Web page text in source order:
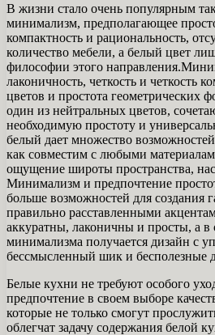
В жизни стало очень популярным
минимализм, предполагающее
компактность и рациональность,
количество мебели, а белый цвет
философии этого
лаконичность, четкость и четкость
цветов и простота геометрических
один из нейтральных цветов,
необходимую простоту и
белый дает множество
как совместим с любыми
ощущение широты пространства,
Минимализм и предпочтение
больше возможностей для создания
правильно расставленными
аккуратны, лаконичны и просты, а в
минимализма получается дизайн с
бессмысленный шик и бесполезные
Белые кухни не требуют особого
предпочтение в своем выборе
которые не только смогут
облегчат задачу содержания белой